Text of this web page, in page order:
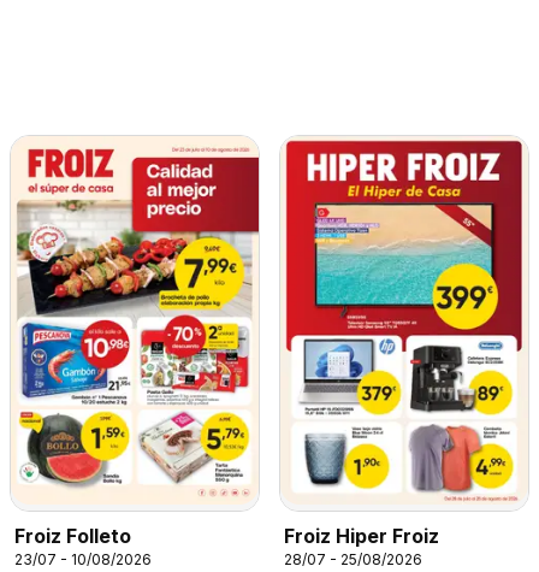
Froiz Folleto
23/07 - 10/08/2026
Froiz Hiper Froiz
28/07 - 25/08/2026